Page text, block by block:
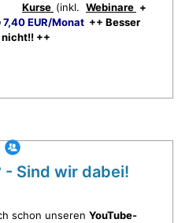
Kurse (inkl. Webinare +
7,40 EUR/Monat++ Besser
nicht!! ++
- Sind wir dabei!
schon unseren YouTube-